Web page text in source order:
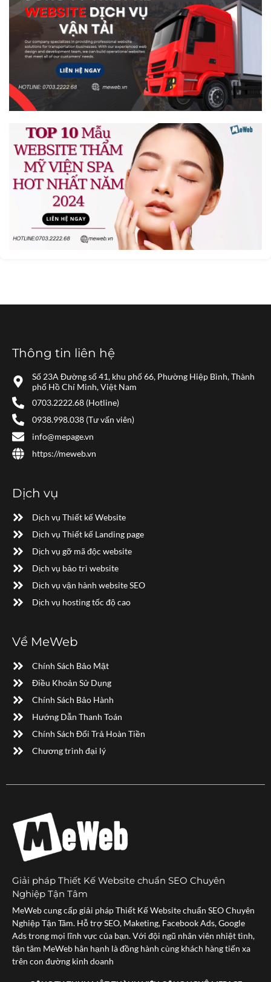
Thông tin liên hệ
Số 23A Đường số 41, khu phố 66, Phường Hiệp Bình, Thành
phố Hồ Chí Minh, Việt Nam
0703.2222.68 (Hotline)
0938.998.038 (Tư vấn viên)
info@mepage.vn
https://meweb.vn
Dịch vụ
Dịch vụ Thiết kế Website
Dịch vụ Thiết kế Landing page
Dịch vụ gỡ mã độc website
Dịch vụ bảo trì website
Dịch vụ vận hành website SEO
Dịch vụ hosting tốc độ cao
Về MeWeb
Chính Sách Bảo Mật
Điều Khoản Sử Dụng
Chính Sách Bảo Hành
Hướng Dẫn Thanh Toán
Chính Sách Đổi Trả Hoàn Tiền
Chương trình đại lý
Giải pháp Thiết Kế Website chuẩn SEO Chuyên
Nghiệp Tận Tâm
MeWeb cung cấp giải pháp Thiết Kế Website chuẩn SEO Chuyên
Nghiệp Tận Tâm. Hỗ trợ SEO, Maketing, Facebook Ads, Google
Ads trong mọi lĩnh vực của bạn. Với đội ngũ nhân viên nhiệt tình,
tận tâm MeWeb hân hạnh là đồng hành cùng khách hàng tiến xa
trên con đường kinh doanh